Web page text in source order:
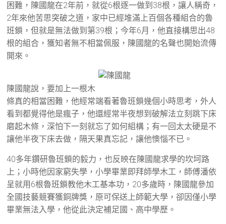
困難，陳國龍在2年前，就從6根逐一做到38根，讓人稱奇，
2年來他苦思突破之道，家中已經堆滿上百個各種組合的魯
班鎖，但就是無法做到第39根；今年6月，他直接構思出48
根的組合，獲知者無不相當佩服，陳國龍的名聲也開始流傳
開來。
陳國龍說，要加上一根木
條真的相當困難，他經常端看著魯班鎖幾個小時思考，外人
看到都覺得他是瘋子，他還經常半夜想到破解法立刻跳下床
磨起木條，深怕下一刻就忘了如何組構；有一回太太硬是不
讓他半夜下床去做，隔天果真忘記，讓他懊惱不已。
40多年鑽研魯班鎖的毅力，也反映在陳國龍求學的坎坷路
上；小時他因家窮失學，小學畢業即拜師學木工，師傅潘依
呈就用6根魯班鎖教他木工基本功，20多歲時，陳國龍參加
全國技藝競賽獲銅牌獎，原可保送上師範大學，卻因僅小學
畢業無法入學，他從此決定補足國、高中學歷。